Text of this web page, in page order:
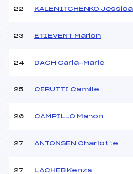
22 KALENITCHENKO Jessica
23 ETIEVENT Marion
24 DACH Carla-Marie
25 CERUTTI Camille
26 CAMPILLO Manon
27 ANTONSEN Charlotte
27 LACHEB Kenza